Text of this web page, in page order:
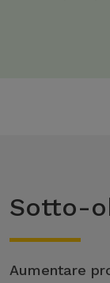
Sotto-
Aumentare